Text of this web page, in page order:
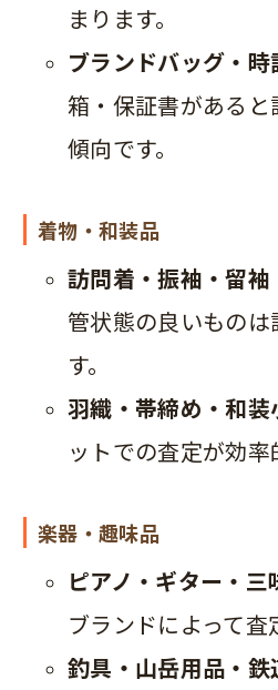
まります。
ブランドバッグ・
箱・保証書がある
傾向です。
着物・和装品
訪問着・振袖・留袖
管状態の良いもの
す。
羽織・帯締め・和装
ットでの査定が効率
楽器・趣味品
ピアノ・ギター・三
ブランドによって査
釣具・山岳用品・